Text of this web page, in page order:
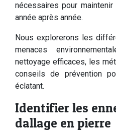
nécessaires pour
année après année.
Nous explorerons les
menaces
nettoyage efficaces, les
conseils de prévention
éclatant.
Identifier les
dallage en pierre